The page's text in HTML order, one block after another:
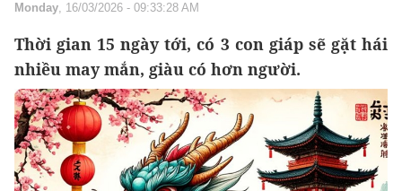
Monday, 16/03/2026 - 09:33:28 AM
Thời gian 15 ngày tới, có 3 con giáp sẽ gặt hái
nhiều may mắn, giàu có hơn người.